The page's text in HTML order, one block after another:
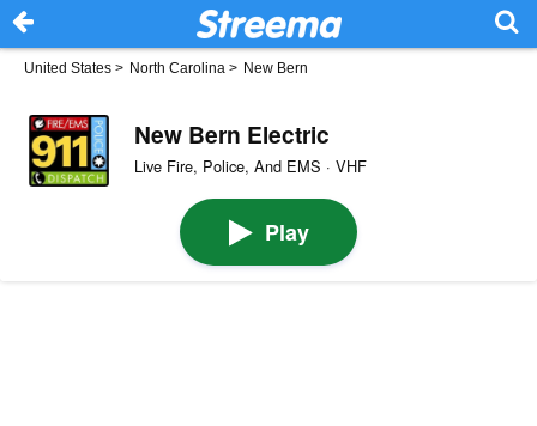
United States > North Carolina > New Bern
New Bern Electric
Live Fire, Police, And EMS · VHF
Play